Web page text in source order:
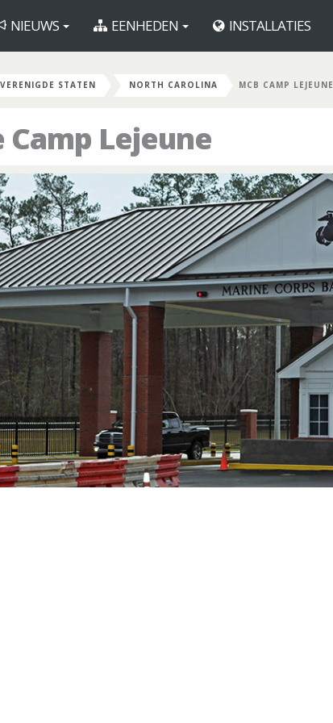
NIEUWS EENHEDEN INSTALLATIES
VERENIGDE STATEN NORTH CAROLINA MCB CAMP LEJEUNE
Camp Lejeune